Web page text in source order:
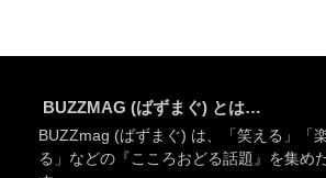
BUZZMAG (ばずまぐ) とは…
BUZZmag (ばずまぐ) は、「笑える」「
る」などの『こころおどる話題』を集め